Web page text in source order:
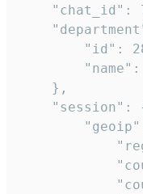
"chat_id":
"id":
"name":
    },
"session":